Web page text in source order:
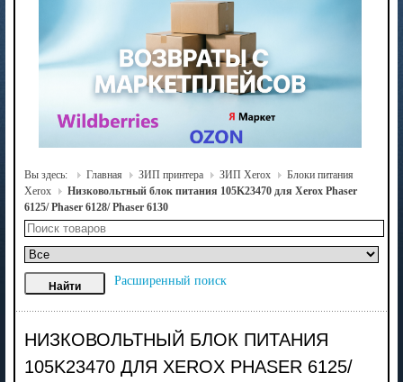
Вы здесь: Главная ЗИП принтера ЗИП Xerox
Блоки питания
Xerox
Низковольтный блок питания 105K23470 для Xerox Phaser
6125/ Phaser 6128/ Phaser 6130
Расширенный поиск
НИЗКОВОЛЬТНЫЙ БЛОК ПИТАНИЯ
105K23470 ДЛЯ XEROX PHASER 6125/